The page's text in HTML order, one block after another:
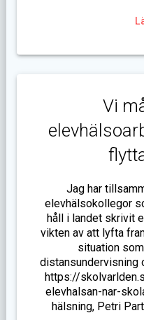
Vi
Jag har
elevhälsokollegor
håll i landet skrivit
vikten av att lyfta
situation
distansundervisning
https://
elevhalsan-nar-
hälsning, Petri